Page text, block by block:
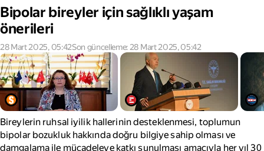
Bipolar bireyler için sağlıklı yaşam
önerileri
28 Mart 2025, 05:42Son güncelleme: 28 Mart 2025, 05:42
Bireylerin ruhsal iyilik hallerinin desteklenmesi, toplumun
bipolar bozukluk hakkında doğru bilgiye sahip olması ve
damgalama ile mücadeleye katkı sunulması amacıyla her yıl 30